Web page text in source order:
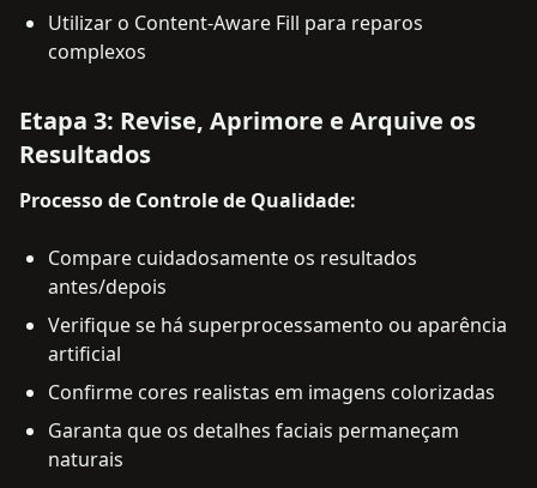
Utilizar o Content-Aware Fill para reparos
complexos
Etapa 3: Revise, Aprimore e Arquive os
Resultados
Processo de Controle de Qualidade:
Compare cuidadosamente os resultados
antes/depois
Verifique se há superprocessamento ou aparência
artificial
Confirme cores realistas em imagens colorizadas
Garanta que os detalhes faciais permaneçam
naturais